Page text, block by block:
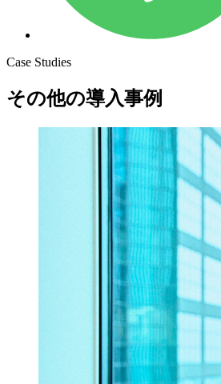
Case Studies
その他の導入事例